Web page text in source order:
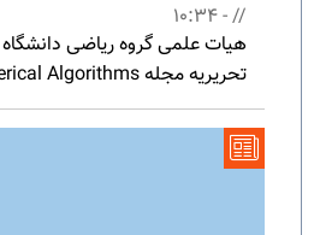
// - 10:34
هیات علمی گروه ریاضی
تحریریه مجله Numerical Algorithms در آمد